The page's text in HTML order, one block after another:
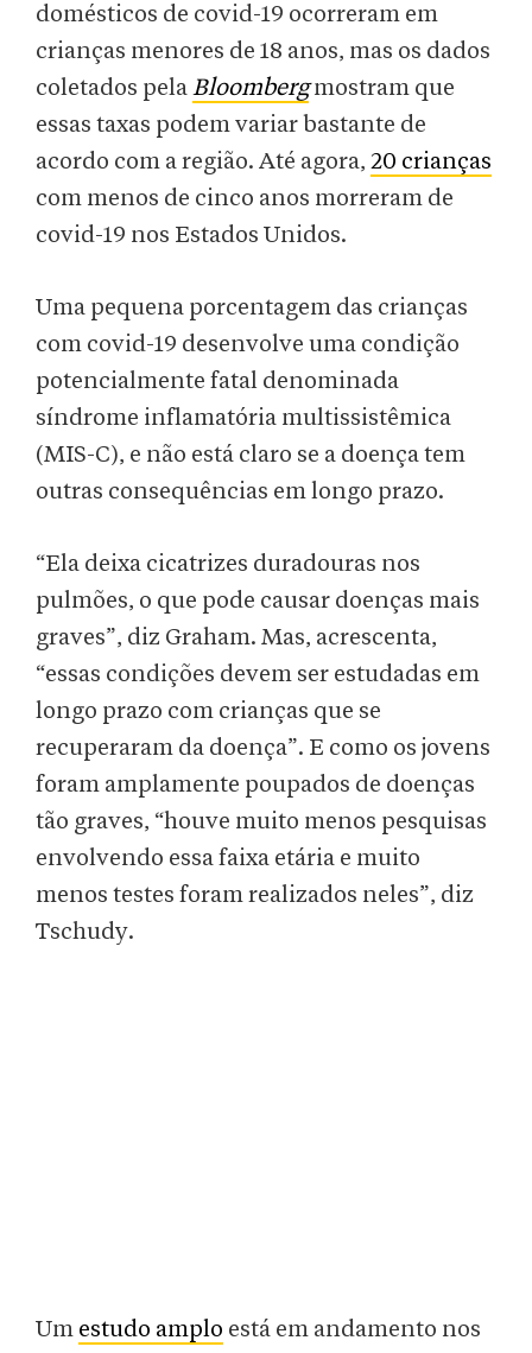
domésticos de covid-19 ocorreram em
crianças menores de 18 anos, mas os dados
coletados pelaBloombergmostram que
essas taxas podem variar bastante de
acordo com a região. Até agora, 20 crianças
com menos de cinco anos morreram de
covid-19 nos Estados Unidos.
Uma pequena porcentagem das crianças
com covid-19 desenvolve uma condição
potencialmente fatal denominada
síndrome inflamatória multissistêmica
(MIS-C), e não está claro se a doença tem
outras consequências em longo prazo.
“Ela deixa cicatrizes duradouras nos
pulmões, o que pode causar doenças mais
graves”, diz Graham. Mas, acrescenta,
“essas condições devem ser estudadas em
longo prazo com crianças que se
recuperaram da doença”. E como os jovens
foram amplamente poupados de doenças
tão graves, “houve muito menos pesquisas
envolvendo essa faixa etária e muito
menos testes foram realizados neles”, diz
Tschudy.
Um estudo amplo está em andamento nos